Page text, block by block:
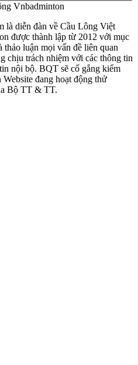
Vnbadminton
là diễn đàn về Cầu Lông Việt
được thành lập từ 2012 với mục
luận mọi vấn đề liên quan
chịu trách nhiệm với các thông tin
nội bộ. BQT sẽ cố gắng kiểm
đang hoạt động thử
Bộ TT & TT.